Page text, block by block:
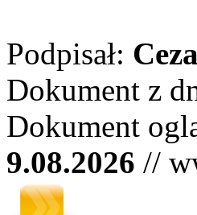
Podpisał:
Dokument z
Dokument
9.08.2026 //